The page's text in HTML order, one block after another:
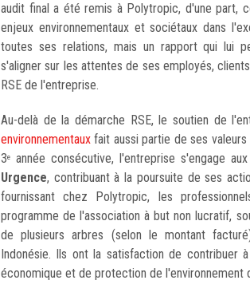
audit final a été remis à Polytropic, d'une part,
enjeux environnementaux et sociétaux dans
toutes ses relations, mais un rapport qui lui
s'aligner sur les attentes de ses employés,
RSE de l'entreprise.
Au-delà de la démarche RSE, le soutien de
environnementaux fait aussi partie de ses
3e année consécutive, l'entreprise s'engage
Urgence, contribuant à la poursuite de ses
fournissant chez Polytropic, les
programme de l'association à but non lucratif,
de plusieurs arbres (selon le montant
Indonésie. Ils ont la satisfaction de contribuer
économique et de protection de l'environnement